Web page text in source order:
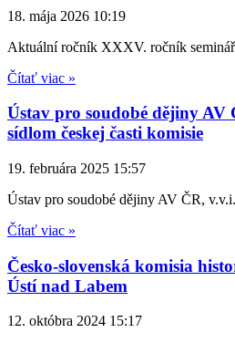
18. mája 2026 10:19
Aktuální ročník XXXV. ročník
Čítať viac »
Ústav pro soudobé dějiny AV
sídlom českej časti komisie
19. februára 2025 15:57
Ústav pro soudobé dějiny AV ČR,
Čítať viac »
Česko-slovenská komisia
Ústí nad Labem
12. októbra 2024 15:17